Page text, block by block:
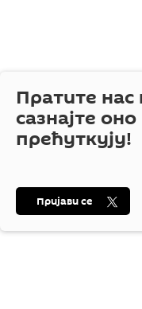
Пратите нас
сазнајте
прећуткују!
Пријави се